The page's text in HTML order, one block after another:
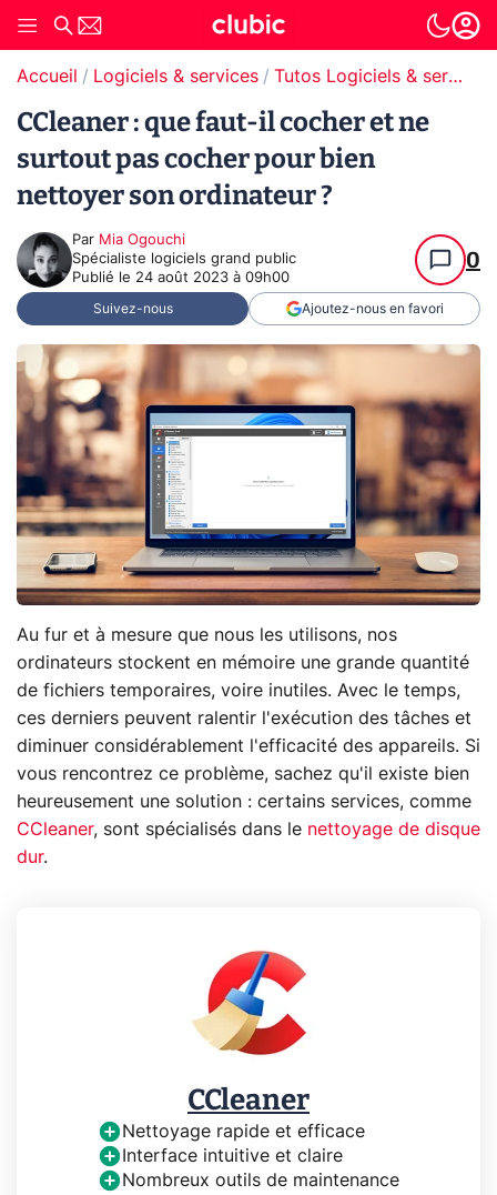
Accueil Logiciels & services Tutos Logiciels & services
CCleaner : que faut-il cocher et ne
surtout pas cocher pour bien
nettoyer son ordinateur ?
Par Mia Ogouchi
Spécialiste logiciels grand public
Publié le 24 août 2023 à 09h00
0
Suivez-nous Ajoutez-nous en favori
Au fur et à mesure que nous les utilisons, nos
ordinateurs stockent en mémoire une grande quantité
de fichiers temporaires, voire inutiles. Avec le temps,
ces derniers peuvent ralentir l'exécution des tâches et
diminuer considérablement l'efficacité des appareils. Si
vous rencontrez ce problème, sachez qu'il existe bien
heureusement une solution : certains services, comme
CCleaner, sont spécialisés dans le nettoyage de disque
dur.
CCleaner
Nettoyage rapide et efficace
Interface intuitive et claire
Nombreux outils de maintenance